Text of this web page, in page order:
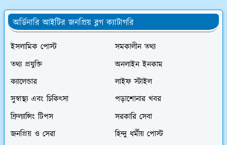
অর্ডিনারি আইটির জনপ্রিয় ব্লগ ক্যাটাগরি
ইসলামিক পোস্ট
সমকালীন তথ্য
তথ্য প্রযুক্তি
অনলাইন ইনকাম
ক্যালেন্ডার
লাইফ স্টাইল
সুস্বাস্থ্য এবং চিকিৎসা
পড়াশোনার খবর
ফ্রিল্যান্সিং টিপস
সরকারি সেবা
জনপ্রিয় ও সেরা
হিন্দু ধর্মীয় পোস্ট